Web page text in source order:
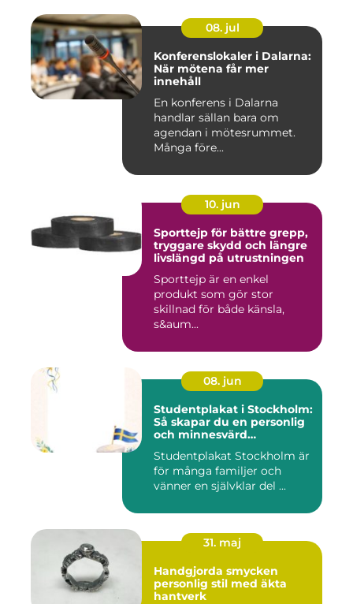
08. jul
Konferenslokaler i Dalarna:
När mötena får mer
innehåll
En konferens i Dalarna
handlar sällan bara om
agendan i mötesrummet.
Många före...
10. jun
Sporttejp för bättre grepp,
tryggare skydd och längre
livslängd på utrustningen
Sporttejp är en enkel
produkt som gör stor
skillnad för både känsla,
s&aum...
08. jun
Studentplakat i Stockholm:
Så skapar du en personlig
och minnesvärd
Studentplakat Stockholm är
för många familjer och
vänner en självklar del ...
31. maj
Handgjorda smycken
personlig stil med äkta
hantverk